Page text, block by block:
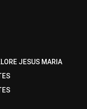
JESUS MARIA